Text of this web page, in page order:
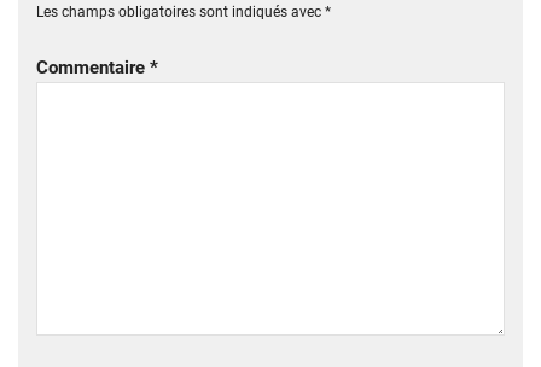
Les champs obligatoires sont indiqués avec *
Commentaire *